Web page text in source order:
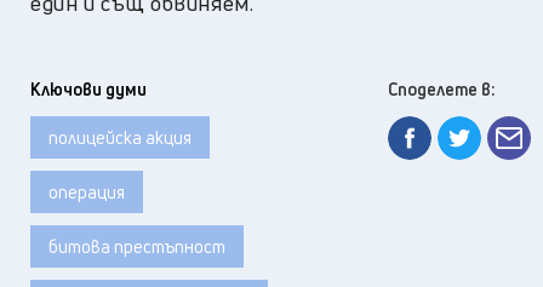
Ключови думи
полицейска акция
операция
битова престъпност
Споделете в: